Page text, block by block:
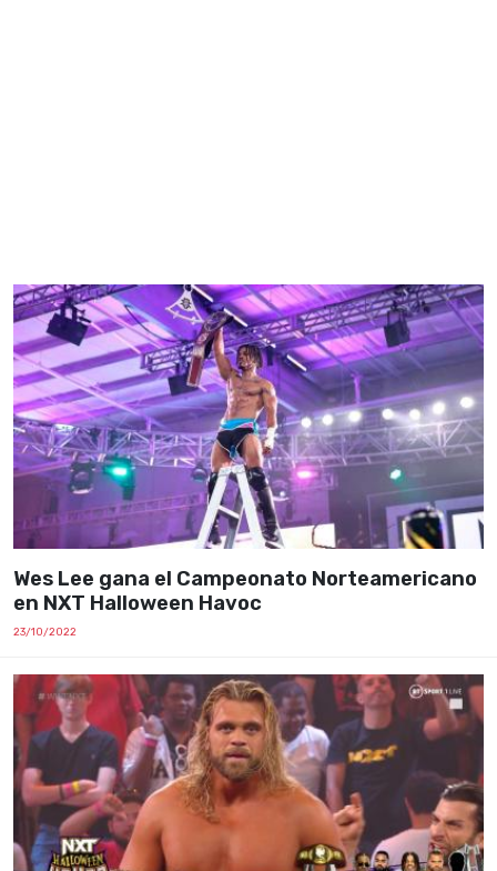
Wes Lee gana el Campeonato Norteamericano
en NXT Halloween Havoc
23/10/2022